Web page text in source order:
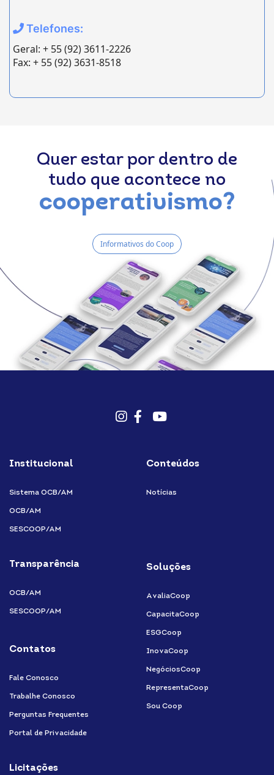
Telefones:
Geral: + 55 (92) 3611-2226
Fax: + 55 (92) 3631-8518
Quer estar por dentro de
tudo que acontece no
cooperativismo?
Informativos do Coop
Institucional
Sistema OCB/AM
OCB/AM
SESCOOP/AM
Transparência
OCB/AM
SESCOOP/AM
Contatos
Fale Conosco
Trabalhe Conosco
Perguntas Frequentes
Portal de Privacidade
Licitações
Conteúdos
Notícias
Soluções
AvaliaCoop
CapacitaCoop
ESGCoop
InovaCoop
NegóciosCoop
RepresentaCoop
Sou Coop